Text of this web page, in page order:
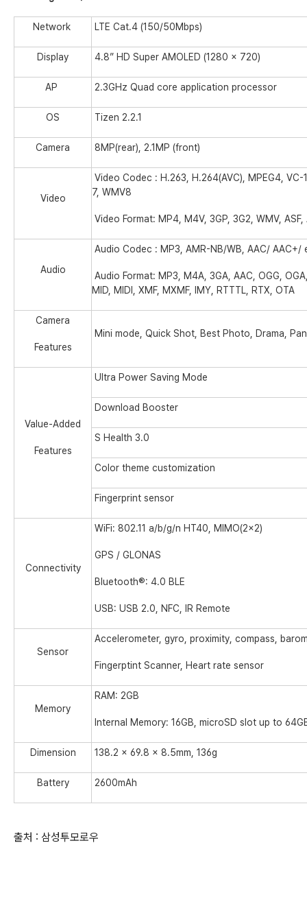
Network LTE Cat.4 (150/50Mbps)
Display 4.8” HD Super AMOLED (1280 x 720)
AP 2.3GHz Quad core application processor
OS Tizen 2.2.1
Camera 8MP(rear), 2.1MP (front)
Video
Video Codec : H.263, H.264(AVC), MPEG4,
7, WMV8
Video Format: MP4, M4V, 3GP, 3G2, WMV, ASF,
Audio
Audio Codec : MP3, AMR-NB/WB, AAC/ AAC+/
Audio Format: MP3, M4A, 3GA, AAC, OGG,
MID, MIDI, XMF, MXMF, IMY, RTTTL, RTX, OTA
Camera
Features
Mini mode, Quick Shot, Best Photo, Drama,
Value-Added
Features
Ultra Power Saving Mode
Download Booster
S Health 3.0
Color theme customization
Fingerprint sensor
Connectivity
WiFi: 802.11 a/b/g/n HT40, MIMO(2×2)
GPS / GLONAS
Bluetooth®: 4.0 BLE
USB: USB 2.0, NFC, IR Remote
Sensor
Accelerometer, gyro, proximity, compass,
Fingerptint Scanner, Heart rate sensor
Memory
RAM: 2GB
Internal Memory: 16GB, microSD slot up to
Dimension 138.2 x 69.8 x 8.5mm, 136g
Battery 2600mAh
출처 : 삼성투모로우